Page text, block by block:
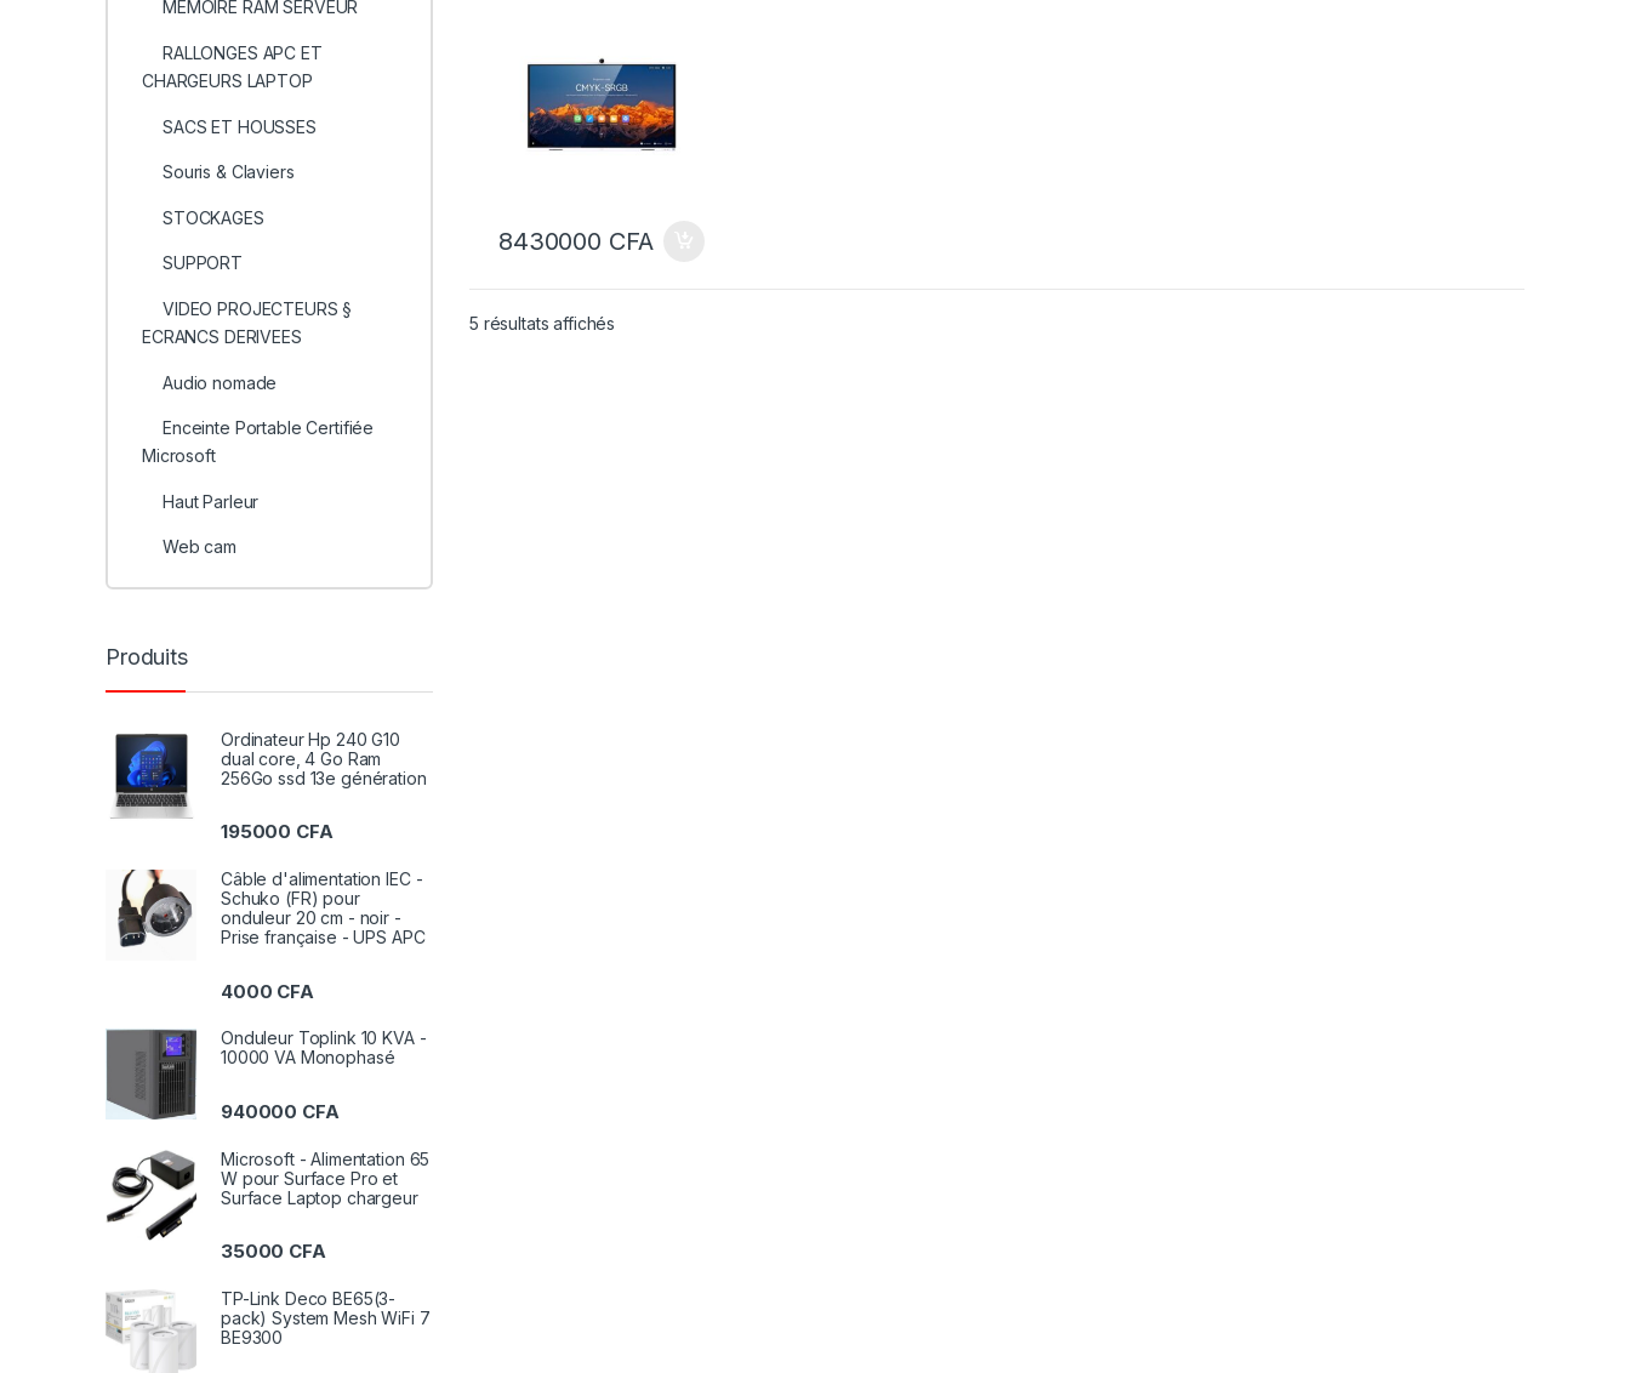
8430000 CFA
5 résultats affichés
MEMOIRE RAM SERVEUR
RALLONGES APC ET
CHARGEURS LAPTOP
SACS ET HOUSSES
Souris & Claviers
STOCKAGES
SUPPORT
VIDEO PROJECTEURS §
ECRANCS DERIVEES
Audio nomade
Enceinte Portable Certifiée
Microsoft
Haut Parleur
Web cam
Produits
Ordinateur Hp 240 G10
dual core, 4 Go Ram
256Go ssd 13e génération
195000 CFA
Câble d'alimentation IEC -
Schuko (FR) pour
onduleur 20 cm - noir -
Prise française - UPS APC
4000 CFA
Onduleur Toplink 10 KVA -
10000 VA Monophasé
940000 CFA
Microsoft - Alimentation 65
W pour Surface Pro et
Surface Laptop chargeur
35000 CFA
TP-Link Deco BE65(3-
pack) System Mesh WiFi 7
BE9300